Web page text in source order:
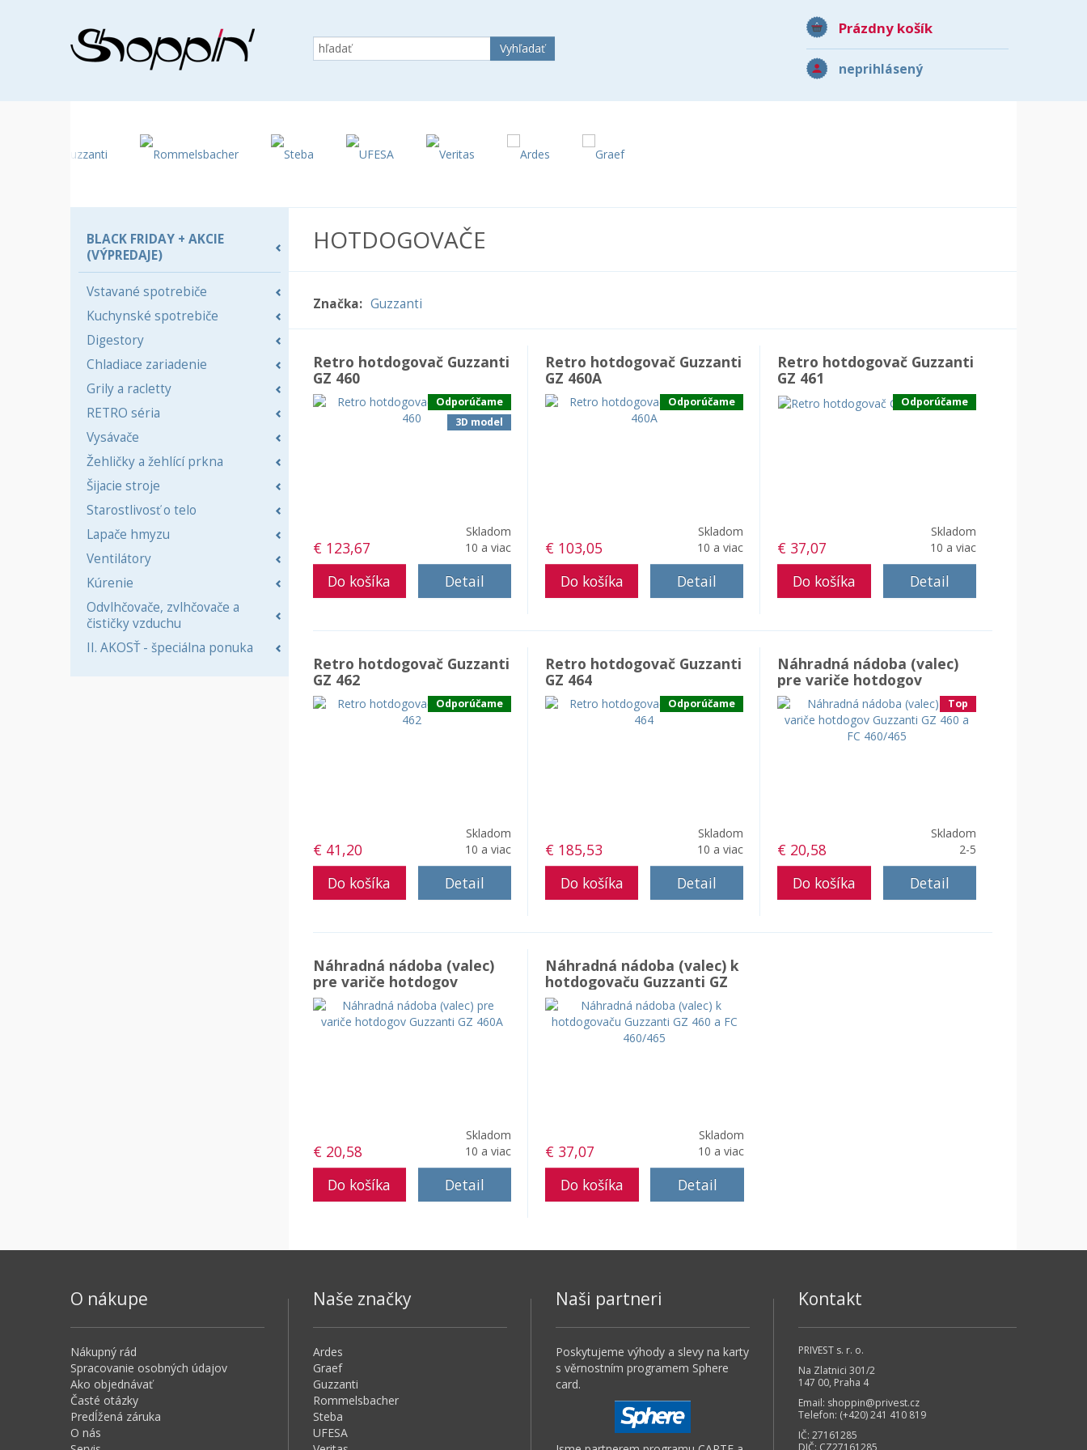
Prázdny košík
neprihlásený
BLACK FRIDAY + AKCIE
(VÝPREDAJE)
Vstavané spotrebiče
Kuchynské spotrebiče
Digestory
Chladiace zariadenie
Grily a racletty
RETRO séria
Vysávače
Žehličky a žehlící prkna
Šijacie stroje
Starostlivosť o telo
Lapače hmyzu
Ventilátory
Kúrenie
Odvlhčovače, zvlhčovače a
čističky vzduchu
II. AKOSŤ - špeciálna ponuka
HOTDOGOVAČE
Značka: Guzzanti
Retro hotdogovač Guzzanti
GZ 460
Odporúčame
3D model
€ 123,67
Skladom
10 a viac
Detail
Retro hotdogovač Guzzanti
GZ 460A
Odporúčame
€ 103,05
Skladom
10 a viac
Detail
Retro hotdogovač Guzzanti
GZ 461
Odporúčame
€ 37,07
Skladom
10 a viac
Detail
Retro hotdogovač Guzzanti
GZ 462
Odporúčame
€ 41,20
Skladom
10 a viac
Detail
Retro hotdogovač Guzzanti
GZ 464
Odporúčame
€ 185,53
Skladom
10 a viac
Detail
Náhradná nádoba (valec)
pre variče hotdogov
Guzzanti GZ 460 a FC
460/465
Top
€ 20,58
Skladom
2-5
Detail
Náhradná nádoba (valec)
pre variče hotdogov
Guzzanti GZ 460A
€ 20,58
Skladom
10 a viac
Detail
Náhradná nádoba (valec) k
hotdogovaču Guzzanti GZ
460 a FC 460/465
€ 37,07
Skladom
10 a viac
Detail
O nákupe
Nákupný rád
Spracovanie osobných údajov
Ako objednávať
Časté otázky
Predĺžená záruka
O nás
Naše značky
Ardes
Graef
Guzzanti
Rommelsbacher
Steba
UFESA
Naši partneri
Poskytujeme výhody a slevy na karty
s věrnostním programem Sphere
card.
Kontakt
PRIVEST s. r. o.
Na Zlatnici 301/2
147 00, Praha 4
Email: shoppin@privest.cz
Telefon: (+420) 241 410 819
IČ: 27161285